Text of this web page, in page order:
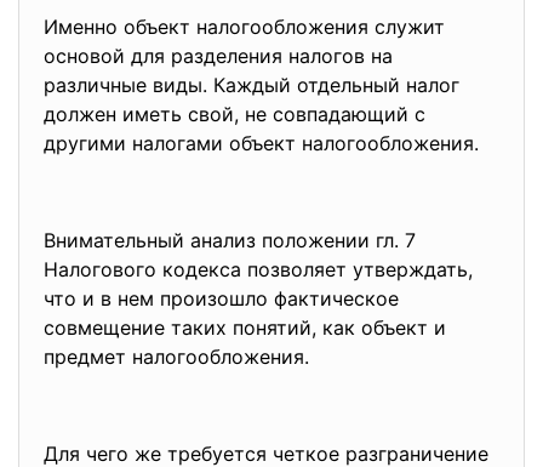
Именно объект налогообложения служит
основой для разделения налогов на
различные виды. Каждый отдельный налог
должен иметь свой, не совпадающий с
другими налогами объект налогообложения.
Внимательный анализ положении гл. 7
Налогового кодекса позволяет утверждать,
что и в нем произошло фактическое
совмещение таких понятий, как объект и
предмет налогообложения.
Для чего же требуется четкое разграничение